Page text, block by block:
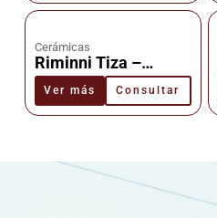
Cerámicas
Riminni Tiza –
Cerámica –
Cañuelas
Ver más Consultar